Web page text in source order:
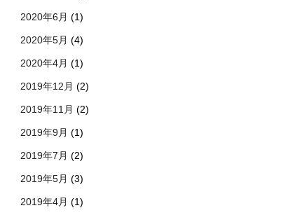
2020年6月 (1)
2020年5月 (4)
2020年4月 (1)
2019年12月 (2)
2019年11月 (2)
2019年9月 (1)
2019年7月 (2)
2019年5月 (3)
2019年4月 (1)